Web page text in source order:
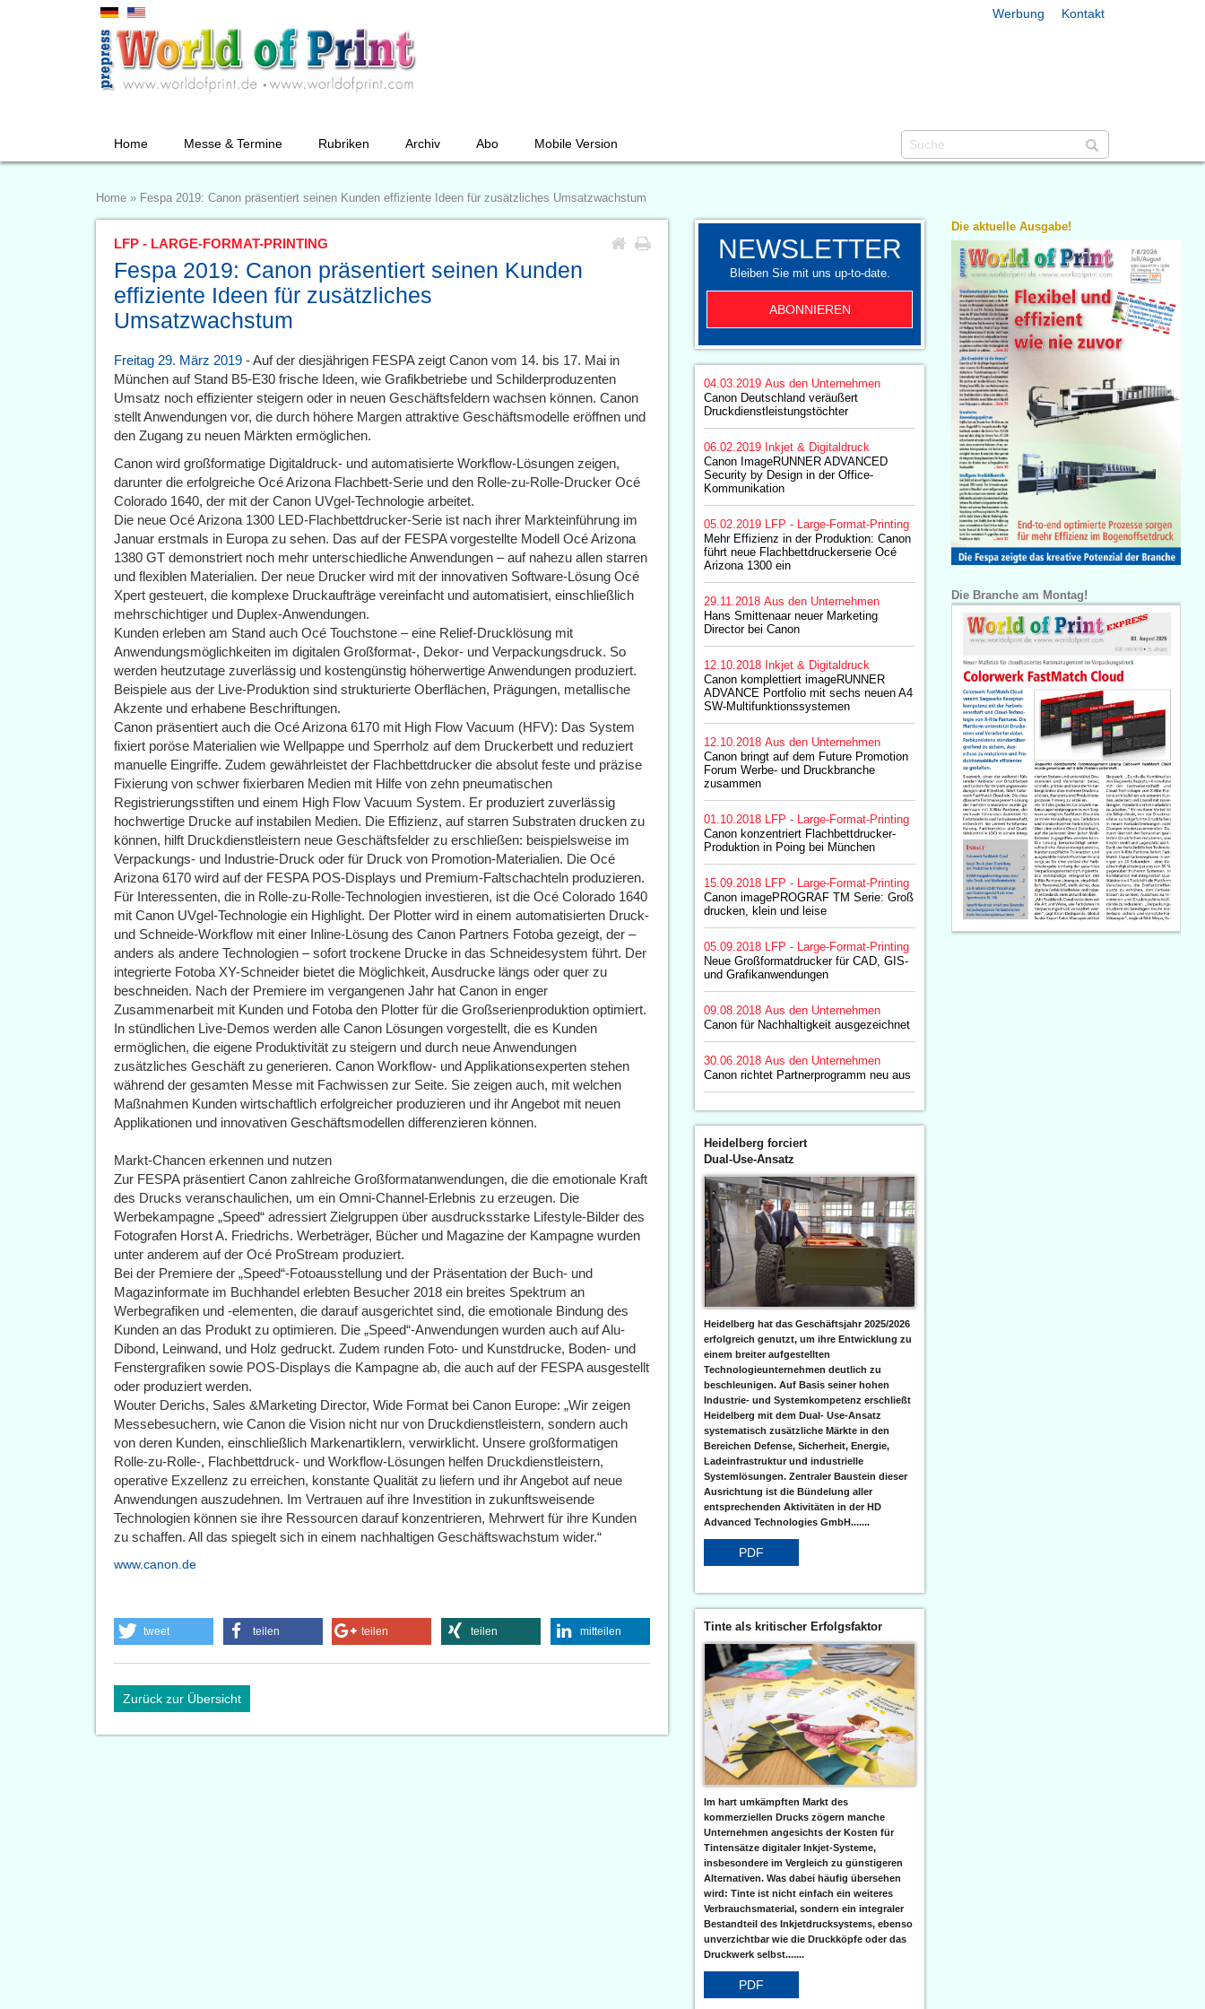
Werbung Kontakt
Home Messe & Termine Rubriken Archiv Abo Mobile Version
Home » Fespa 2019: Canon präsentiert seinen Kunden effiziente Ideen für zusätzliches Umsatzwachstum
LFP - LARGE-FORMAT-PRINTING
Fespa 2019: Canon präsentiert seinen Kunden
effiziente Ideen für zusätzliches
Umsatzwachstum
Freitag 29. März 2019 - Auf der diesjährigen FESPA zeigt Canon vom 14. bis 17. Mai in
München auf Stand B5-E30 frische Ideen, wie Grafikbetriebe und Schilderproduzenten
Umsatz noch effizienter steigern oder in neuen Geschäftsfeldern wachsen können. Canon
stellt Anwendungen vor, die durch höhere Margen attraktive Geschäftsmodelle eröffnen und
den Zugang zu neuen Märkten ermöglichen.
Canon wird großformatige Digitaldruck- und automatisierte Workflow-Lösungen zeigen,
darunter die erfolgreiche Océ Arizona Flachbett-Serie und den Rolle-zu-Rolle-Drucker Océ
Colorado 1640, der mit der Canon UVgel-Technologie arbeitet.
Die neue Océ Arizona 1300 LED-Flachbettdrucker-Serie ist nach ihrer Markteinführung im
Januar erstmals in Europa zu sehen. Das auf der FESPA vorgestellte Modell Océ Arizona
1380 GT demonstriert noch mehr unterschiedliche Anwendungen – auf nahezu allen starren
und flexiblen Materialien. Der neue Drucker wird mit der innovativen Software-Lösung Océ
Xpert gesteuert, die komplexe Druckaufträge vereinfacht und automatisiert, einschließlich
mehrschichtiger und Duplex-Anwendungen.
Kunden erleben am Stand auch Océ Touchstone – eine Relief-Drucklösung mit
Anwendungsmöglichkeiten im digitalen Großformat-, Dekor- und Verpackungsdruck. So
werden heutzutage zuverlässig und kostengünstig höherwertige Anwendungen produziert.
Beispiele aus der Live-Produktion sind strukturierte Oberflächen, Prägungen, metallische
Akzente und erhabene Beschriftungen.
Canon präsentiert auch die Océ Arizona 6170 mit High Flow Vacuum (HFV): Das System
fixiert poröse Materialien wie Wellpappe und Sperrholz auf dem Druckerbett und reduziert
manuelle Eingriffe. Zudem gewährleistet der Flachbettdrucker die absolut feste und präzise
Fixierung von schwer fixierbaren Medien mit Hilfe von zehn pneumatischen
Registrierungsstiften und einem High Flow Vacuum System. Er produziert zuverlässig
hochwertige Drucke auf instabilen Medien. Die Effizienz, auf starren Substraten drucken zu
können, hilft Druckdienstleistern neue Geschäftsfelder zu erschließen: beispielsweise im
Verpackungs- und Industrie-Druck oder für Druck von Promotion-Materialien. Die Océ
Arizona 6170 wird auf der FESPA POS-Displays und Premium-Faltschachteln produzieren.
Für Interessenten, die in Rolle-zu-Rolle-Technologien investieren, ist die Océ Colorado 1640
mit Canon UVgel-Technologie ein Highlight. Der Plotter wird in einem automatisierten Druck-
und Schneide-Workflow mit einer Inline-Lösung des Canon Partners Fotoba gezeigt, der –
anders als andere Technologien – sofort trockene Drucke in das Schneidesystem führt. Der
integrierte Fotoba XY-Schneider bietet die Möglichkeit, Ausdrucke längs oder quer zu
beschneiden. Nach der Premiere im vergangenen Jahr hat Canon in enger
Zusammenarbeit mit Kunden und Fotoba den Plotter für die Großserienproduktion optimiert.
In stündlichen Live-Demos werden alle Canon Lösungen vorgestellt, die es Kunden
ermöglichen, die eigene Produktivität zu steigern und durch neue Anwendungen
zusätzliches Geschäft zu generieren. Canon Workflow- und Applikationsexperten stehen
während der gesamten Messe mit Fachwissen zur Seite. Sie zeigen auch, mit welchen
Maßnahmen Kunden wirtschaftlich erfolgreicher produzieren und ihr Angebot mit neuen
Applikationen und innovativen Geschäftsmodellen differenzieren können.
Markt-Chancen erkennen und nutzen
Zur FESPA präsentiert Canon zahlreiche Großformatanwendungen, die die emotionale Kraft
des Drucks veranschaulichen, um ein Omni-Channel-Erlebnis zu erzeugen. Die
Werbekampagne „Speed“ adressiert Zielgruppen über ausdrucksstarke Lifestyle-Bilder des
Fotografen Horst A. Friedrichs. Werbeträger, Bücher und Magazine der Kampagne wurden
unter anderem auf der Océ ProStream produziert.
Bei der Premiere der „Speed“-Fotoausstellung und der Präsentation der Buch- und
Magazinformate im Buchhandel erlebten Besucher 2018 ein breites Spektrum an
Werbegrafiken und -elementen, die darauf ausgerichtet sind, die emotionale Bindung des
Kunden an das Produkt zu optimieren. Die „Speed“-Anwendungen wurden auch auf Alu-
Dibond, Leinwand, und Holz gedruckt. Zudem runden Foto- und Kunstdrucke, Boden- und
Fenstergrafiken sowie POS-Displays die Kampagne ab, die auch auf der FESPA ausgestellt
oder produziert werden.
Wouter Derichs, Sales &Marketing Director, Wide Format bei Canon Europe: „Wir zeigen
Messebesuchern, wie Canon die Vision nicht nur von Druckdienstleistern, sondern auch
von deren Kunden, einschließlich Markenartiklern, verwirklicht. Unsere großformatigen
Rolle-zu-Rolle-, Flachbettdruck- und Workflow-Lösungen helfen Druckdienstleistern,
operative Exzellenz zu erreichen, konstante Qualität zu liefern und ihr Angebot auf neue
Anwendungen auszudehnen. Im Vertrauen auf ihre Investition in zukunftsweisende
Technologien können sie ihre Ressourcen darauf konzentrieren, Mehrwert für ihre Kunden
zu schaffen. All das spiegelt sich in einem nachhaltigen Geschäftswachstum wider.“
www.canon.de
tweet teilen teilen teilen mitteilen
Zurück zur Übersicht
NEWSLETTER
Bleiben Sie mit uns up-to-date.
ABONNIEREN
04.03.2019 Aus den Unternehmen
Canon Deutschland veräußert
Druckdienstleistungstöchter
06.02.2019 Inkjet & Digitaldruck
Canon ImageRUNNER ADVANCED
Security by Design in der Office-
Kommunikation
05.02.2019
LFP - Large-Format-Printing
Mehr Effizienz in der Produktion: Canon
führt neue Flachbettdruckerserie Océ
Arizona 1300 ein
29.11.2018 Aus den Unternehmen
Hans Smittenaar neuer Marketing
Director bei Canon
12.10.2018 Inkjet & Digitaldruck
Canon komplettiert imageRUNNER
ADVANCE Portfolio mit sechs neuen A4
SW-Multifunktionssystemen
12.10.2018 Aus den Unternehmen
Canon bringt auf dem Future Promotion
Forum Werbe- und Druckbranche
zusammen
01.10.2018
LFP - Large-Format-Printing
Canon konzentriert Flachbettdrucker-
Produktion in Poing bei München
15.09.2018
LFP - Large-Format-Printing
Canon imagePROGRAF TM Serie: Groß
drucken, klein und leise
05.09.2018
LFP - Large-Format-Printing
Neue Großformatdrucker für CAD, GIS-
und Grafikanwendungen
09.08.2018 Aus den Unternehmen
Canon für Nachhaltigkeit ausgezeichnet
30.06.2018 Aus den Unternehmen
Canon richtet Partnerprogramm neu aus
Heidelberg forciert
Dual-Use-Ansatz
Heidelberg hat das Geschäftsjahr 2025/2026
erfolgreich genutzt, um ihre Entwicklung zu
einem breiter aufgestellten
Technologieunternehmen deutlich zu
beschleunigen. Auf Basis seiner hohen
Industrie- und Systemkompetenz erschließt
Heidelberg mit dem Dual- Use-Ansatz
systematisch zusätzliche Märkte in den
Bereichen Defense, Sicherheit, Energie,
Ladeinfrastruktur und industrielle
Systemlösungen. Zentraler Baustein dieser
Ausrichtung ist die Bündelung aller
entsprechenden Aktivitäten in der HD
Advanced Technologies GmbH.......
PDF
Tinte als kritischer Erfolgsfaktor
Im hart umkämpften Markt des
kommerziellen Drucks zögern manche
Unternehmen angesichts der Kosten für
Tintensätze digitaler Inkjet-Systeme,
insbesondere im Vergleich zu günstigeren
Alternativen. Was dabei häufig übersehen
wird: Tinte ist nicht einfach ein weiteres
Verbrauchsmaterial, sondern ein integraler
Bestandteil des Inkjetdrucksystems, ebenso
unverzichtbar wie die Druckköpfe oder das
Druckwerk selbst.......
PDF
Die aktuelle Ausgabe!
Die Branche am Montag!